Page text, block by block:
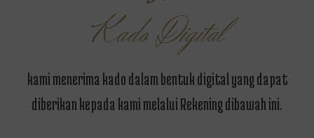
Kado Digital
kami menerima kado dalam bentuk digital yang dapat
diberikan kepada kami melalui Rekening dibawah ini.